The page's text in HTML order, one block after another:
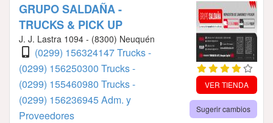
GRUPO SALDAÑA -
TRUCKS & PICK UP
J. J. Lastra 1094 - (8300) Neuquén
(0299) 156324147 Trucks -
(0299) 156250300 Trucks -
(0299) 155460980 Trucks -
(0299) 156236945 Adm. y
Proveedores
VER TIENDA
Sugerir cambios